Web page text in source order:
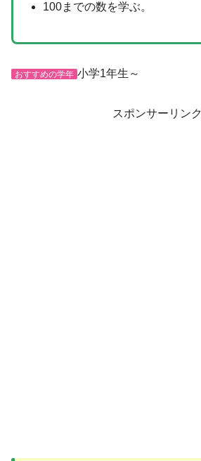
100までの数を学ぶ。
おすすめの学年 小学1年生～
スポンサーリンク